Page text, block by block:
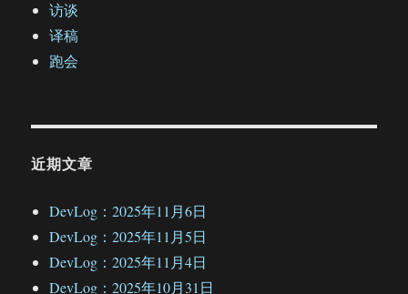
访谈
译稿
跑会
近期文章
DevLog：2025年11月6日
DevLog：2025年11月5日
DevLog：2025年11月4日
DevLog：2025年10月31日